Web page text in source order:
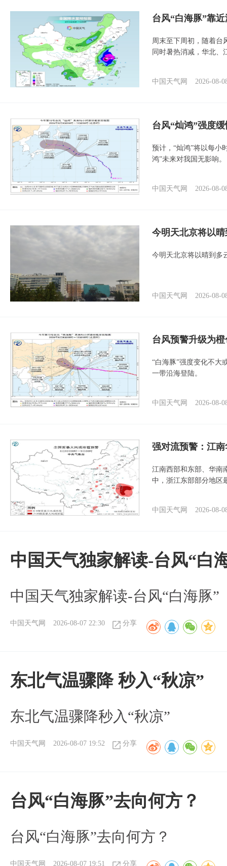
台风“白海豚”靠
周末至下周初，随着台
同时暑热消减，华北、
中国天气网 2026-08-
台风“灿鸿”强度
预计，“灿鸿”将以每小
鸿”未来对我国无影响。
中国天气网 2026-08-
今明天北京将以
今明天北京将以晴到多
中国天气网 2026-08-
台风预警升级为
“白海豚”强度变化不大
一带沿海登陆。
中国天气网 2026-08-
强对流预警：江
江南西部和东部、华南
中，浙江东部部分地区
中国天气网 2026-08-
中国天气独家解读-台风“白
中国天气独家解读-台风“白海豚”
中国天气网 2026-08-07 22:30 分享
东北气温骤降 秒入“秋凉”
东北气温骤降秒入“秋凉”
中国天气网 2026-08-07 19:52 分享
台风“白海豚”去向何方？
台风“白海豚”去向何方？
中国天气网 2026-08-07 19:51 分享